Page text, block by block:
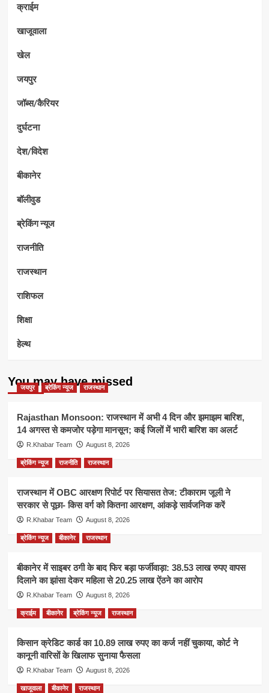
क्राईम
खाजूवाला
खेल
जयपुर
जॉब्स/कैरियर
दुर्घटना
देश/विदेश
बीकानेर
बॉलीवुड
ब्रेकिंग न्यूज
राजनीति
राजस्थान
राशिफल
शिक्षा
हेल्थ
You may have missed
जयपुर ब्रेकिंग न्यूज राजस्थान
Rajasthan Monsoon: राजस्थान में अभी 4 दिन और झमाझम बारिश,
14 अगस्त से कमजोर पड़ेगा मानसून; कई जिलों में भारी बारिश का अलर्ट
R.Khabar Team August 8, 2026
ब्रेकिंग न्यूज राजनीति राजस्थान
राजस्थान में OBC आरक्षण रिपोर्ट पर सियासत तेज: टीकाराम जूली ने
सरकार से पूछा- किस वर्ग को कितना आरक्षण, आंकड़े सार्वजनिक करें
R.Khabar Team August 8, 2026
ब्रेकिंग न्यूज बीकानेर राजस्थान
बीकानेर में साइबर ठगी के बाद फिर बड़ा फर्जीवाड़ा: 38.53 लाख रुपए वापस
दिलाने का झांसा देकर महिला से 20.25 लाख ऐंठने का आरोप
R.Khabar Team August 8, 2026
क्राईम बीकानेर ब्रेकिंग न्यूज राजस्थान
किसान क्रेडिट कार्ड का 10.89 लाख रुपए का कर्ज नहीं चुकाया, कोर्ट ने
कानूनी वारिसों के खिलाफ सुनाया फैसला
R.Khabar Team August 8, 2026
खाजूवाला बीकानेर राजस्थान